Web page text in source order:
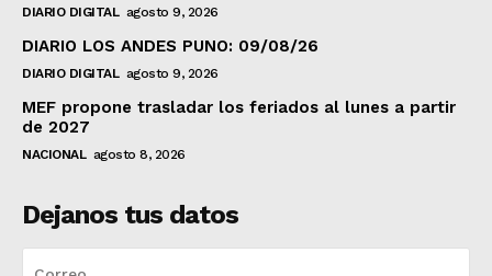
DIARIO DIGITAL agosto 9, 2026
DIARIO LOS ANDES PUNO: 09/08/26
DIARIO DIGITAL agosto 9, 2026
MEF propone trasladar los feriados al lunes a partir
de 2027
NACIONAL agosto 8, 2026
Dejanos tus datos